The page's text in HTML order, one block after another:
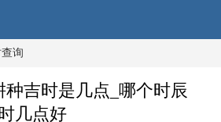
询
种吉时是几点_哪个时辰
几点好